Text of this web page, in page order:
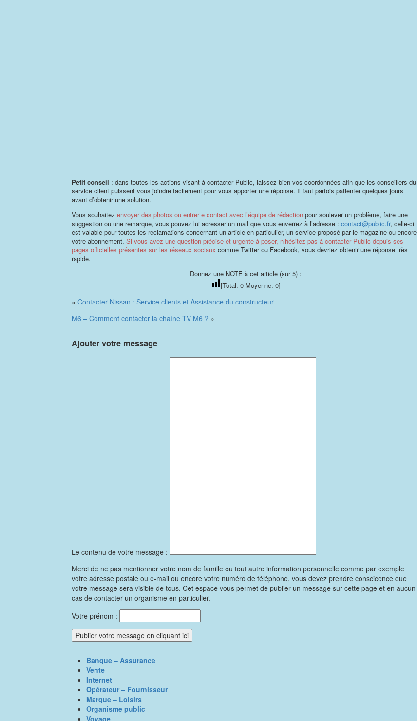
Petit conseil : dans toutes les actions visant à contacter Public, laissez bien vos coordonnées afin que les conseillers du
service client puissent vous joindre facilement pour vous apporter une réponse. Il faut parfois patienter quelques jours
avant d’obtenir une solution.
Vous souhaitez envoyer des photos ou entrer e contact avec l’équipe de rédaction pour soulever un problème, faire une
suggestion ou une remarque, vous pouvez lui adresser un mail que vous enverrez à l’adresse : contact@public.fr, celle-ci
est valable pour toutes les réclamations concernant un article en particulier, un service proposé par le magazine ou encore
votre abonnement. Si vous avez une question précise et urgente à poser, n’hésitez pas à contacter Public depuis ses
pages officielles présentes sur les réseaux sociaux comme Twitter ou Facebook, vous devriez obtenir une réponse très
rapide.
Donnez une NOTE à cet article (sur 5) :
[Total:0 Moyenne:0]
« Contacter Nissan : Service clients et Assistance du constructeur
M6 – Comment contacter la chaîne TV M6 ? »
Ajouter votre message
Le contenu de votre message :
Merci de ne pas mentionner votre nom de famille ou tout autre information personnelle comme par exemple
votre adresse postale ou e-mail ou encore votre numéro de téléphone, vous devez prendre conscicence que
votre message sera visible de tous. Cet espace vous permet de publier un message sur cette page et en aucun
cas de contacter un organisme en particulier.
Votre prénom :
Banque – Assurance
Vente
Internet
Opérateur – Fournisseur
Marque – Loisirs
Organisme public
Voyage